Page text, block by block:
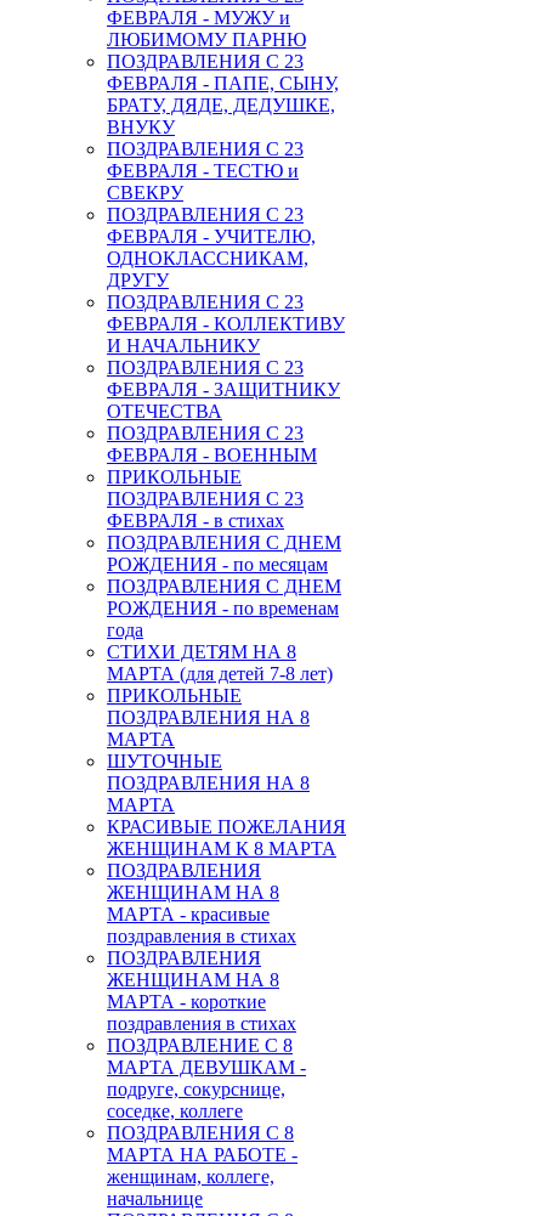
ФЕВРАЛЯ - МУЖУ и
ЛЮБИМОМУ ПАРНЮ
ПОЗДРАВЛЕНИЯ С 23
ФЕВРАЛЯ - ПАПЕ, СЫНУ,
БРАТУ, ДЯДЕ, ДЕДУШКЕ,
ВНУКУ
ПОЗДРАВЛЕНИЯ С 23
ФЕВРАЛЯ - ТЕСТЮ и
СВЕКРУ
ПОЗДРАВЛЕНИЯ С 23
ФЕВРАЛЯ - УЧИТЕЛЮ,
ОДНОКЛАССНИКАМ,
ДРУГУ
ПОЗДРАВЛЕНИЯ С 23
ФЕВРАЛЯ - КОЛЛЕКТИВУ
И НАЧАЛЬНИКУ
ПОЗДРАВЛЕНИЯ С 23
ФЕВРАЛЯ - ЗАЩИТНИКУ
ОТЕЧЕСТВА
ПОЗДРАВЛЕНИЯ С 23
ФЕВРАЛЯ - ВОЕННЫМ
ПРИКОЛЬНЫЕ
ПОЗДРАВЛЕНИЯ С 23
ФЕВРАЛЯ - в стихах
ПОЗДРАВЛЕНИЯ С ДНЕМ
РОЖДЕНИЯ - по месяцам
ПОЗДРАВЛЕНИЯ С ДНЕМ
РОЖДЕНИЯ - по временам
года
СТИХИ ДЕТЯМ НА 8
МАРТА (для детей 7-8 лет)
ПРИКОЛЬНЫЕ
ПОЗДРАВЛЕНИЯ НА 8
МАРТА
ШУТОЧНЫЕ
ПОЗДРАВЛЕНИЯ НА 8
МАРТА
КРАСИВЫЕ ПОЖЕЛАНИЯ
ЖЕНЩИНАМ К 8 МАРТА
ПОЗДРАВЛЕНИЯ
ЖЕНЩИНАМ НА 8
МАРТА - красивые
поздравления в стихах
ПОЗДРАВЛЕНИЯ
ЖЕНЩИНАМ НА 8
МАРТА - короткие
поздравления в стихах
ПОЗДРАВЛЕНИЕ С 8
МАРТА ДЕВУШКАМ -
подруге, сокурснице,
соседке, коллеге
ПОЗДРАВЛЕНИЯ С 8
МАРТА НА РАБОТЕ -
женщинам, коллеге,
начальнице